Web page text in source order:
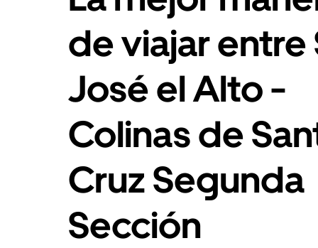
de viajar entre
José el Alto -
Colinas de
Cruz Segunda
Sección